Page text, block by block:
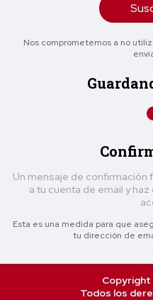
Nos comprometemos a no
Un mensaje de confirmación
a tu cuenta de email y
Esta es una medida para que
tu dirección de
Copyright
Todos los